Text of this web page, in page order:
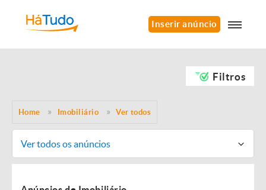
Inserir anúncio
Filtros
Home Imobiliário Ver todos
Ver todos os anúncios